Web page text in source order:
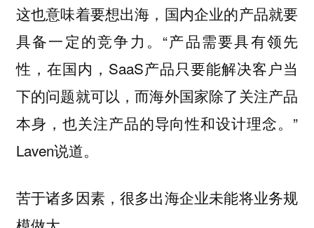
这也意味着要想出海，国内企业的产品就要
具备一定的竞争力。“产品需要具有领先
性，在国内，SaaS产品只要能解决客户当
下的问题就可以，而海外国家除了关注产品
本身，也关注产品的导向性和设计理念。”
Laven说道。
苦于诸多因素，很多出海企业未能将业务规